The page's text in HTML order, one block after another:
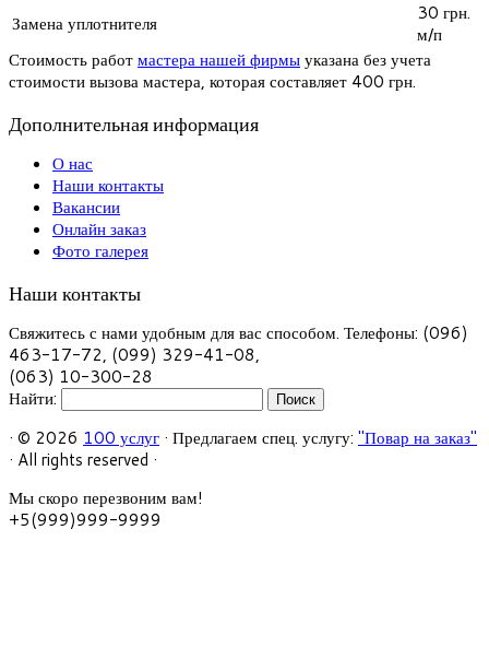
Замена уплотнителя
30 грн.
м/п
Стоимость работмастера нашей фирмыуказана без учета
стоимости вызова мастера, которая составляет 400 грн.
Дополнительная информация
О нас
Наши контакты
Вакансии
Онлайн заказ
Фото галерея
Наши контакты
Свяжитесь с нами удобным для вас способом. Телефоны: (096)
463-17-72, (099) 329-41-08,
(063) 10-300-28
Найти:
· © 2026 100 услуг · Предлагаем спец. услугу: "Повар на заказ"
· All rights reserved ·
Мы скоро перезвоним вам!
+5(999)999-9999